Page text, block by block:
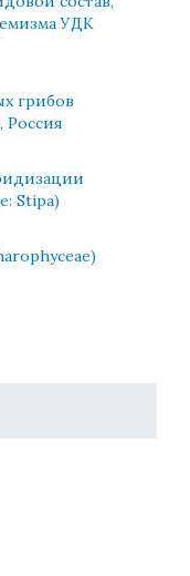
УДК
грибов
Stipa)